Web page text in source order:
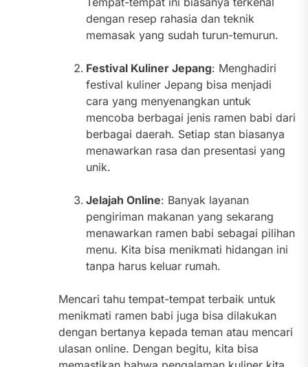
dengan resep rahasia dan teknik
memasak yang sudah turun-temurun.
Festival Kuliner Jepang: Menghadiri
festival kuliner Jepang bisa menjadi
cara yang menyenangkan untuk
mencoba berbagai jenis ramen babi dari
berbagai daerah. Setiap stan biasanya
menawarkan rasa dan presentasi yang
unik.
Jelajah Online: Banyak layanan
pengiriman makanan yang sekarang
menawarkan ramen babi sebagai pilihan
menu. Kita bisa menikmati hidangan ini
tanpa harus keluar rumah.
Mencari tahu tempat-tempat terbaik untuk
menikmati ramen babi juga bisa dilakukan
dengan bertanya kepada teman atau mencari
ulasan online. Dengan begitu, kita bisa